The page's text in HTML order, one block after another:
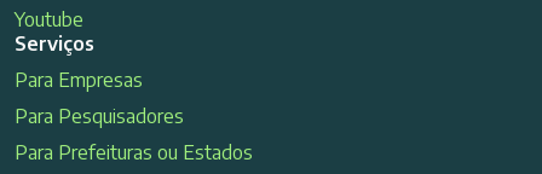
Youtube
Serviços
Para Empresas
Para Pesquisadores
Para Prefeituras ou Estados